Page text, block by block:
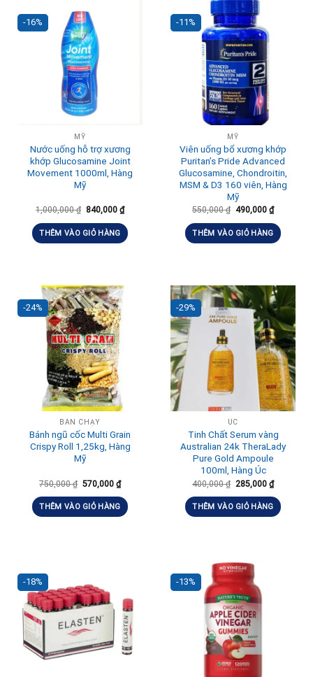
-16%
MỸ
Nước uống hỗ trợ xương
khớp Glucosamine Joint
Movement 1000ml, Hàng
Mỹ
1,000,000₫ 840,000 ₫
THÊM VÀO GIỎ HÀNG
-11%
MỸ
Viên uống bổ xương khớp
Puritan’s Pride Advanced
Glucosamine, Chondroitin,
MSM & D3 160 viên, Hàng
Mỹ
550,000₫ 490,000 ₫
THÊM VÀO GIỎ HÀNG
-24%
BÁN CHẠY
Bánh ngũ cốc Multi Grain
Crispy Roll 1,25kg, Hàng
Mỹ
750,000₫ 570,000 ₫
THÊM VÀO GIỎ HÀNG
-29%
ÚC
Tinh Chất Serum vàng
Australian 24k TheraLady
Pure Gold Ampoule
100ml, Hàng Úc
400,000₫ 285,000 ₫
THÊM VÀO GIỎ HÀNG
-18% -13%